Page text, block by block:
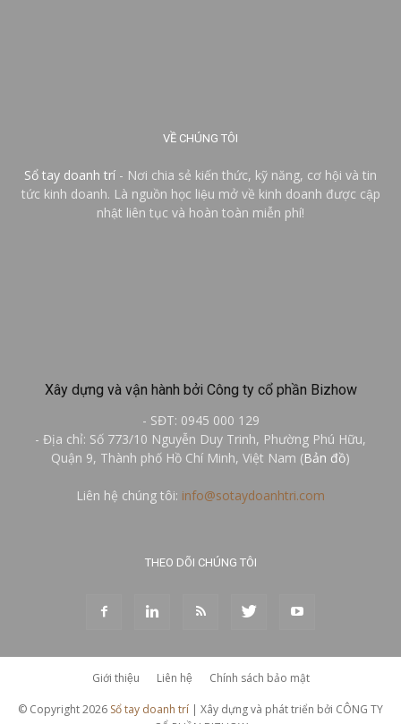
VỀ CHÚNG TÔI
Sổ tay doanh trí - Nơi chia sẻ kiến thức, kỹ năng, cơ hội và tin
tức kinh doanh. Là nguồn học liệu mở về kinh doanh được cập
nhật liên tục và hoàn toàn miễn phí!
Xây dựng và vận hành bởi Công ty cổ phần Bizhow
- SĐT: 0945 000 129
- Địa chỉ: Số 773/10 Nguyễn Duy Trinh, Phường Phú Hữu,
Quận 9, Thành phố Hồ Chí Minh, Việt Nam (Bản đồ)
Liên hệ chúng tôi: info@sotaydoanhtri.com
THEO DÕI CHÚNG TÔI
Giới thiệu Liên hệ Chính sách bảo mật
© Copyright 2026 Sổ tay doanh trí | Xây dựng và phát triển bởi CÔNG TY